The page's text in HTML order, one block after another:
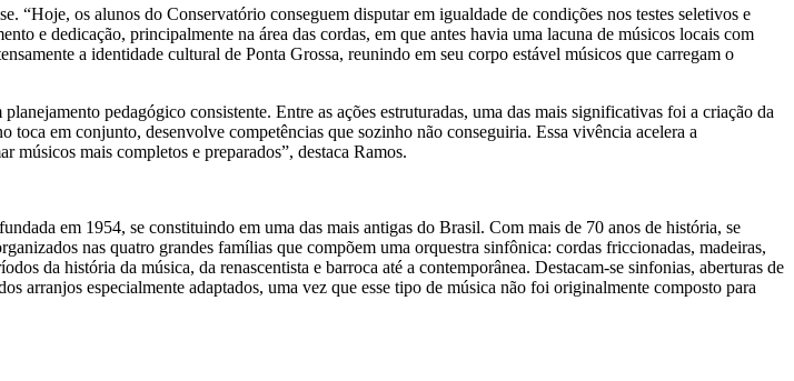
“Hoje, os alunos do Conservatório conseguem disputar em igualdade de condições nos testes seletivos e
e dedicação, principalmente na área das cordas, em que antes havia uma lacuna de músicos locais com
a identidade cultural de Ponta Grossa, reunindo em seu corpo estável músicos que carregam o
pedagógico consistente. Entre as ações estruturadas, uma das mais significativas foi a criação da
em conjunto, desenvolve competências que sozinho não conseguiria. Essa vivência acelera a
músicos mais completos e preparados”, destaca Ramos.
em 1954, se constituindo em uma das mais antigas do Brasil. Com mais de 70 anos de história, se
nas quatro grandes famílias que compõem uma orquestra sinfônica: cordas friccionadas, madeiras,
da história da música, da renascentista e barroca até a contemporânea. Destacam-se sinfonias, aberturas de
arranjos especialmente adaptados, uma vez que esse tipo de música não foi originalmente composto para